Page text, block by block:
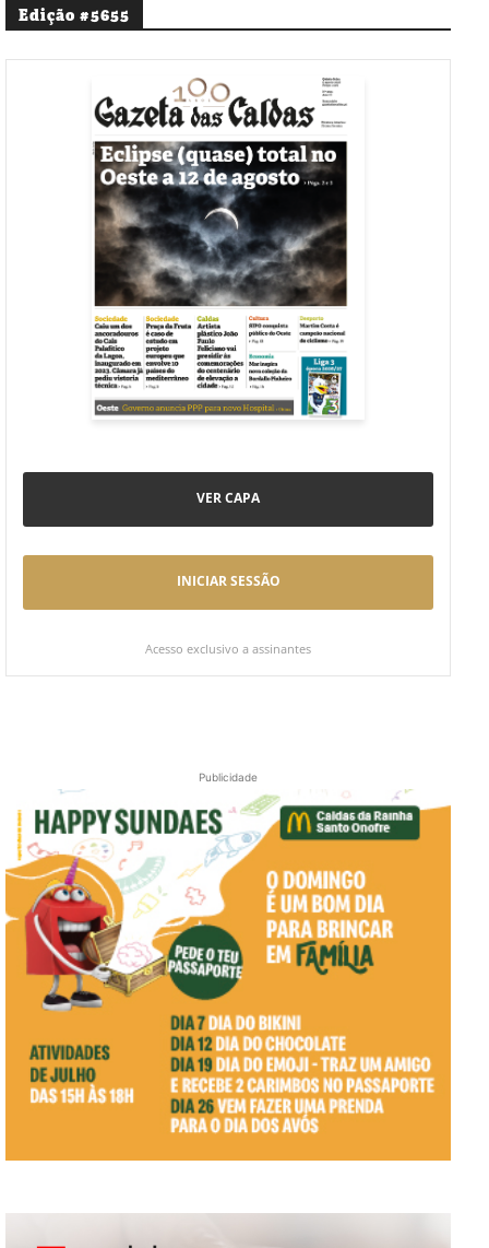
Edição #5655
VER CAPA
INICIAR SESSÃO
Acesso exclusivo a assinantes
Publicidade